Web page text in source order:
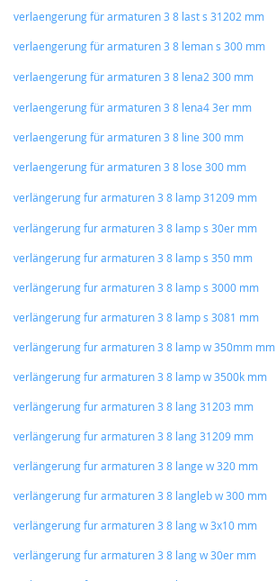
verlaengerung für armaturen 3 8 last s 31202 mm
verlaengerung für armaturen 3 8 leman s 300 mm
verlaengerung für armaturen 3 8 lena2 300 mm
verlaengerung für armaturen 3 8 lena4 3er mm
verlaengerung für armaturen 3 8 line 300 mm
verlaengerung für armaturen 3 8 lose 300 mm
verlängerung fur armaturen 3 8 lamp 31209 mm
verlängerung fur armaturen 3 8 lamp s 30er mm
verlängerung fur armaturen 3 8 lamp s 350 mm
verlängerung fur armaturen 3 8 lamp s 3000 mm
verlängerung fur armaturen 3 8 lamp s 3081 mm
verlängerung fur armaturen 3 8 lamp w 350mm mm
verlängerung fur armaturen 3 8 lamp w 3500k mm
verlängerung fur armaturen 3 8 lang 31203 mm
verlängerung fur armaturen 3 8 lang 31209 mm
verlängerung fur armaturen 3 8 lange w 320 mm
verlängerung fur armaturen 3 8 langleb w 300 mm
verlängerung fur armaturen 3 8 lang w 3x10 mm
verlängerung fur armaturen 3 8 lang w 30er mm